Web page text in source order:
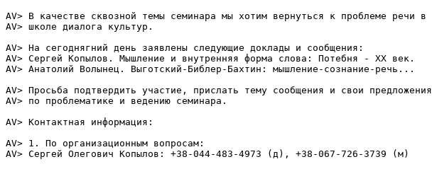
AV> В качестве сквозной темы семинара мы хотим вернуться к проблеме речи в
AV> школе диалога культур.
AV> На сегоднягний день заявлены следующие доклады и сообщения:
AV> Сергей Копылов. Мышление и внутренняя форма слова: Потебня - XX век.
AV> Анатолий Волынец. Выготский-Библер-Бахтин: мышление-сознание-речь...
AV> Просьба подтвердить участие, прислать тему сообщения и свои предложения
AV> по проблематике и ведению семинара.
AV> Контактная информация:
AV> 1. По организационным вопросам:
AV> Сергей Олегович Копылов: +38-044-483-4973 (д), +38-067-726-3739 (м)